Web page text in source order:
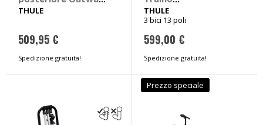
Platform 993 -
THULE
509,95 €
Spedizione gratuita!
VeloCompact 926 -
THULE
THULE
3 bici 13 poli
599,00 €
Spedizione gratuita!
Prezzo speciale